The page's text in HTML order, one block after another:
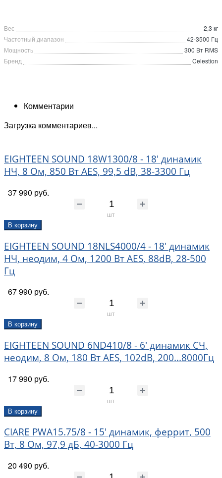
Вес
2,3 кг
Частотный диапазон
42-3500 Гц
Мощность
300 Вт RMS
Бренд
Celestion
Комментарии
Загрузка комментариев...
EIGHTEEN SOUND 18W1300/8 - 18' динамик
НЧ, 8 Ом, 850 Вт AES, 99,5 dB, 38-3300 Гц
37 990 руб.
шт
В корзину
EIGHTEEN SOUND 18NLS4000/4 - 18' динамик
НЧ, неодим, 4 Ом, 1200 Вт AES, 88dB, 28-500
Гц
67 990 руб.
шт
В корзину
EIGHTEEN SOUND 6ND410/8 - 6' динамик СЧ,
неодим, 8 Ом, 180 Вт AES, 102dB, 200...8000Гц
17 990 руб.
шт
В корзину
CIARE PWA15.75/8 - 15' динамик, феррит, 500
Вт, 8 Ом, 97,9 дБ, 40-3000 Гц
20 490 руб.